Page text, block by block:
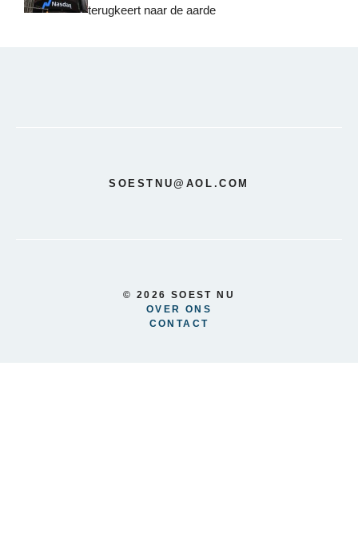
terugkeert naar de aarde
SOESTNU@AOL.COM
© 2026 SOEST NU
OVER ONS
CONTACT